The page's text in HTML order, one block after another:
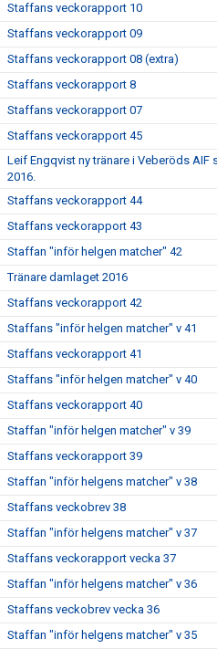
Staffans veckorapport 10
Staffans veckorapport 09
Staffans veckorapport 08 (extra)
Staffans veckorapport 8
Staffans veckorapport 07
Staffans veckorapport 45
Leif Engqvist ny tränare i Veberöds AIF
2016.
Staffans veckorapport 44
Staffans veckorapport 43
Staffan "inför helgen matcher" 42
Tränare damlaget 2016
Staffans veckorapport 42
Staffans "inför helgen matcher" v 41
Staffans veckorapport 41
Staffans "inför helgen matcher" v 40
Staffans veckorapport 40
Staffan "inför helgen matcher" v 39
Staffans veckorapport 39
Staffan "inför helgens matcher" v 38
Staffans veckobrev 38
Staffan "inför helgens matcher" v 37
Staffans veckorapport vecka 37
Staffan "inför helgens matcher" v 36
Staffans veckobrev vecka 36
Staffan "inför helgens matcher" v 35